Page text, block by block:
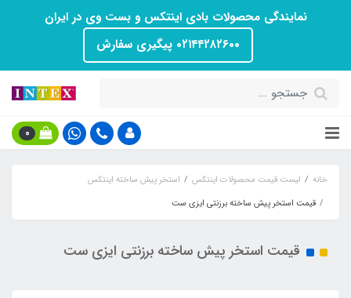
نمایندگی محصولات بادی اینتکس و بست وی در ایران
۰۲۱۴۴۲۸۲۶۰۰ پیگیری سفارش
0
خانه لیست قیمت محصولات اینتکس
استخر پیش ساخته اینتکس
قیمت استخر پیش ساخته برزنتی ایزی ست
قیمت استخر پیش ساخته برزنتی ایزی ست